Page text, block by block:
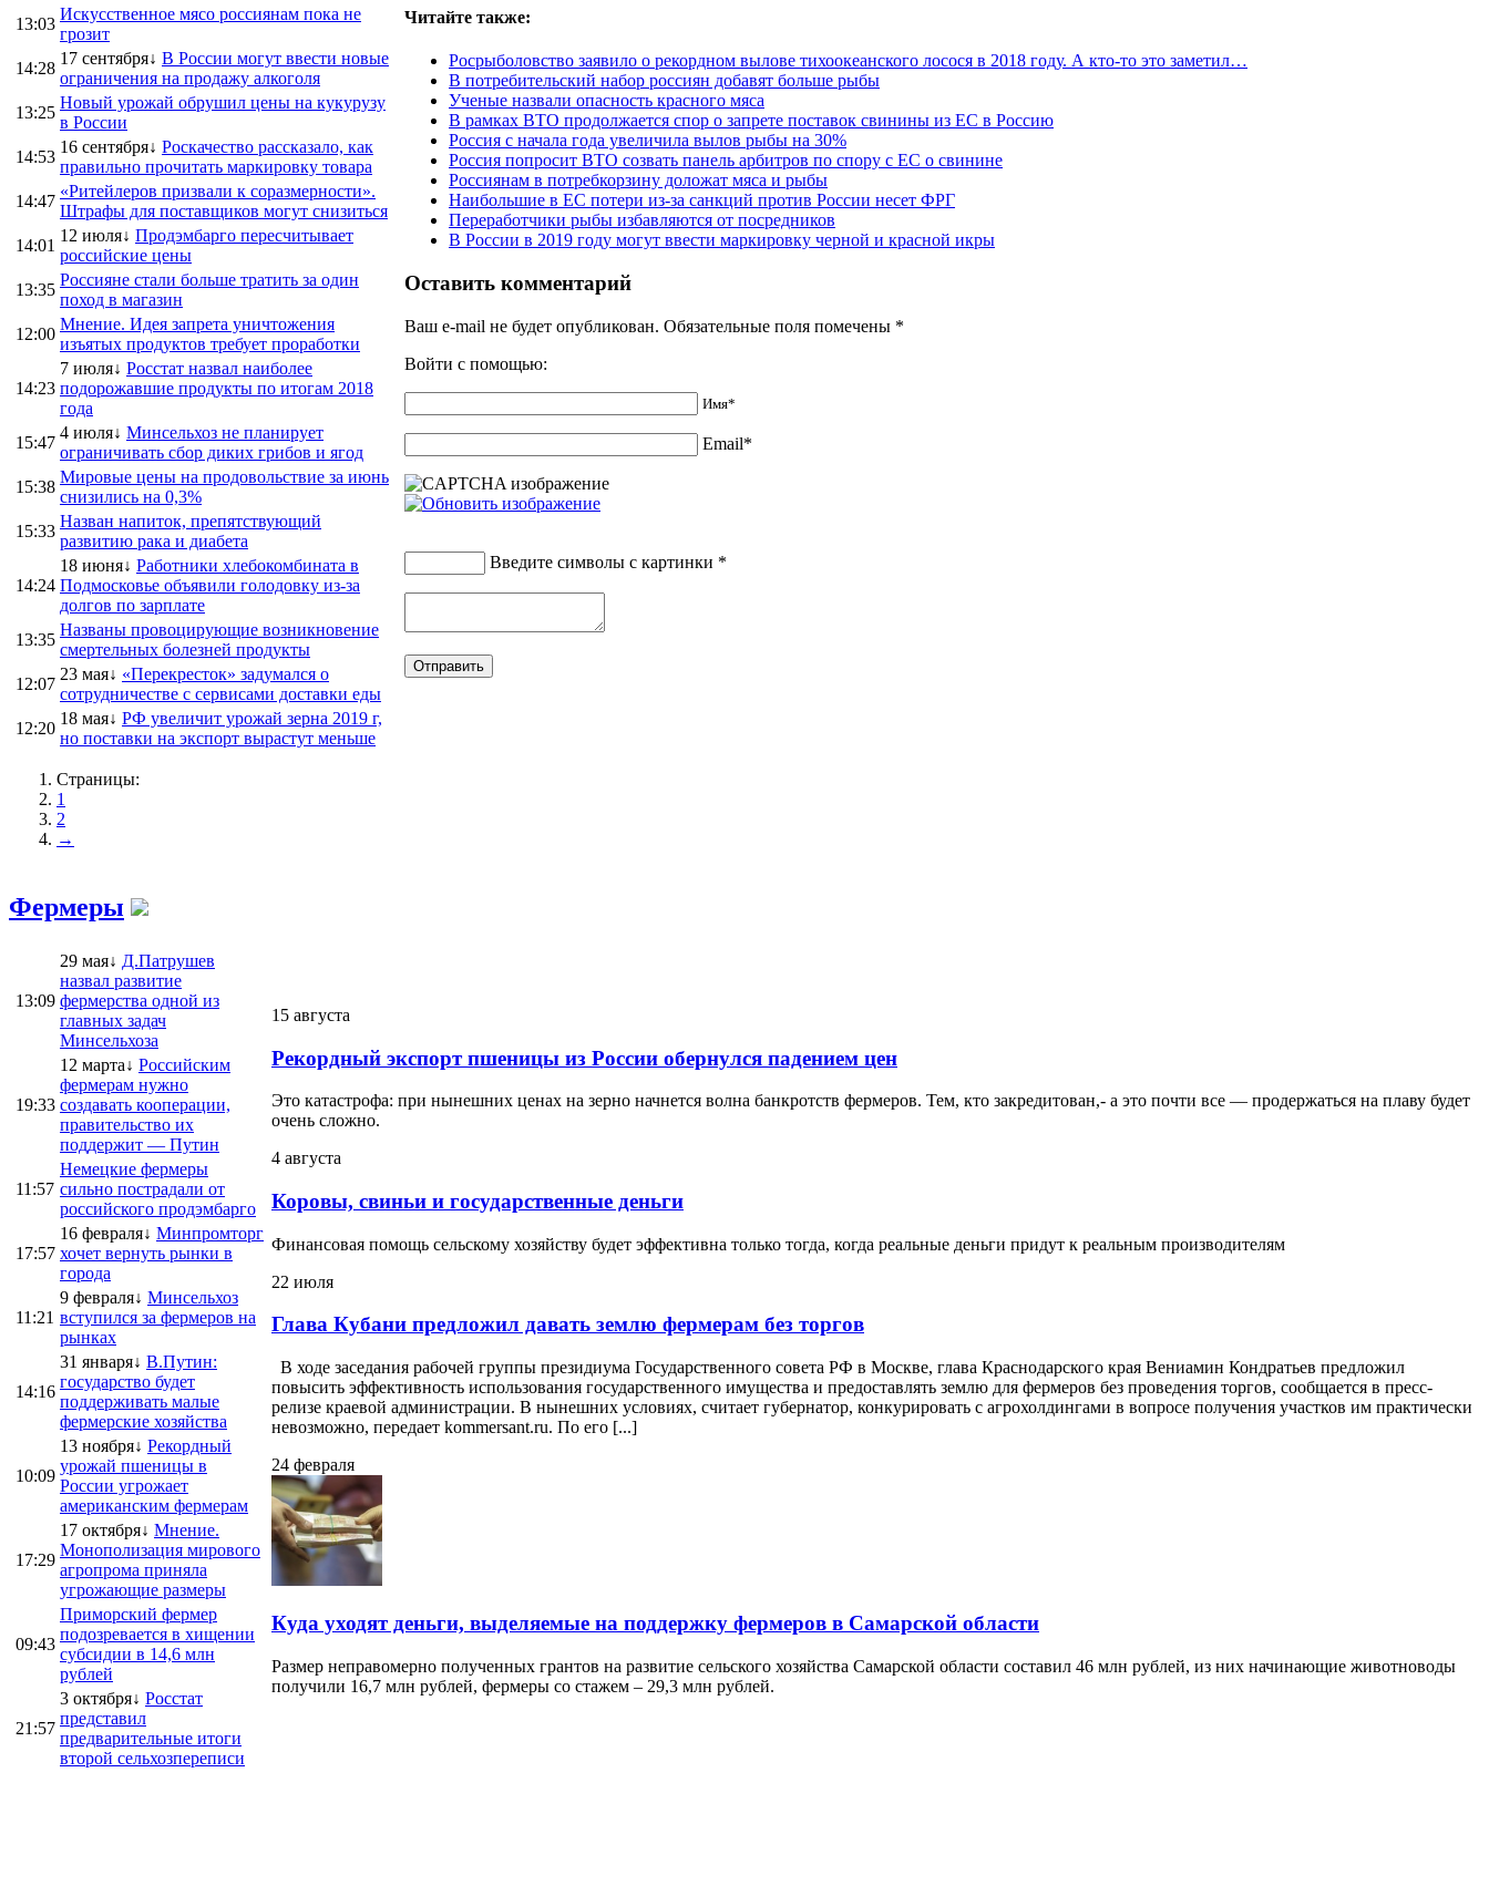
13:03
Искусственное мясо россиянам пока не
грозит
14:28
17 сентября↓ В России могут ввести новые
ограничения на продажу алкоголя
13:25
Новый урожай обрушил цены на кукурузу
в России
14:53
16 сентября↓ Роскачество рассказало, как
правильно прочитать маркировку товара
14:47
«Ритейлеров призвали к соразмерности».
Штрафы для поставщиков могут снизиться
14:01
12 июля↓ Продэмбарго пересчитывает
российские цены
13:35
Россияне стали больше тратить за один
поход в магазин
12:00
Мнение. Идея запрета уничтожения
изъятых продуктов требует проработки
14:23
7 июля↓ Росстат назвал наиболее
подорожавшие продукты по итогам 2018
года
15:47
4 июля↓ Минсельхоз не планирует
ограничивать сбор диких грибов и ягод
15:38
Мировые цены на продовольствие за июнь
снизились на 0,3%
15:33
Назван напиток, препятствующий
развитию рака и диабета
14:24
18 июня↓ Работники хлебокомбината в
Подмосковье объявили голодовку из-за
долгов по зарплате
13:35
Названы провоцирующие возникновение
смертельных болезней продукты
12:07
23 мая↓ «Перекресток» задумался о
сотрудничестве с сервисами доставки еды
12:20
18 мая↓ РФ увеличит урожай зерна 2019 г,
но поставки на экспорт вырастут меньше
Страницы:
1
2
→
Читайте также:
Росрыболовство заявило о рекордном вылове тихоокеанского лосося в 2018 году. А кто-то это заметил…
В потребительский набор россиян добавят больше рыбы
Ученые назвали опасность красного мяса
В рамках ВТО продолжается спор о запрете поставок свинины из ЕС в Россию
Россия с начала года увеличила вылов рыбы на 30%
Россия попросит ВТО созвать панель арбитров по спору с ЕС о свинине
Россиянам в потребкорзину доложат мяса и рыбы
Наибольшие в ЕС потери из-за санкций против России несет ФРГ
Переработчики рыбы избавляются от посредников
В России в 2019 году могут ввести маркировку черной и красной икры
Оставить комментарий
Ваш e-mail не будет опубликован. Обязательные поля помечены *
Войти с помощью:
Имя*
Email*
Введите символы с картинки *
Фермеры
13:09
29 мая↓ Д.Патрушев
назвал развитие
фермерства одной из
главных задач
Минсельхоза
19:33
12 марта↓ Российским
фермерам нужно
создавать кооперации,
правительство их
поддержит — Путин
11:57
Немецкие фермеры
сильно пострадали от
российского продэмбарго
17:57
16 февраля↓ Минпромторг
хочет вернуть рынки в
города
11:21
9 февраля↓ Минсельхоз
вступился за фермеров на
рынках
14:16
31 января↓ В.Путин:
государство будет
поддерживать малые
фермерские хозяйства
10:09
13 ноября↓ Рекордный
урожай пшеницы в
России угрожает
американским фермерам
17:29
17 октября↓ Мнение.
Монополизация мирового
агропрома приняла
угрожающие размеры
09:43
Приморский фермер
подозревается в хищении
субсидии в 14,6 млн
рублей
21:57
3 октября↓ Росстат
представил
предварительные итоги
второй сельхозпереписи
15 августа
Рекордный экспорт пшеницы из России обернулся падением цен
Это катастрофа: при нынешних ценах на зерно начнется волна банкротств фермеров. Тем, кто закредитован,- а это почти все — продержаться на плаву будет
очень сложно.
4 августа
Коровы, свиньи и государственные деньги
Финансовая помощь сельскому хозяйству будет эффективна только тогда, когда реальные деньги придут к реальным производителям
22 июля
Глава Кубани предложил давать землю фермерам без торгов
В ходе заседания рабочей группы президиума Государственного совета РФ в Москве, глава Краснодарского края Вениамин Кондратьев предложил
повысить эффективность использования государственного имущества и предоставлять землю для фермеров без проведения торгов, сообщается в пресс-
релизе краевой администрации. В нынешних условиях, считает губернатор, конкурировать с агрохолдингами в вопросе получения участков им практически
невозможно, передает kommersant.ru. По его [...]
24 февраля
Куда уходят деньги, выделяемые на поддержку фермеров в Самарской области
Размер неправомерно полученных грантов на развитие сельского хозяйства Самарской области составил 46 млн рублей, из них начинающие животноводы
получили 16,7 млн рублей, фермеры со стажем – 29,3 млн рублей.